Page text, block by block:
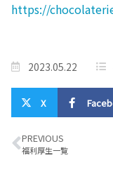
https://
2023.05.22
X
PREVIOUS
福利厚生一覧